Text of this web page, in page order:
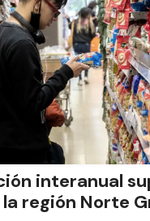
interanual
región Norte